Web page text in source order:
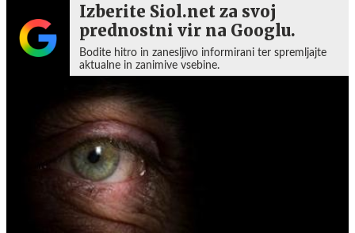
Izberite Siol.net za svoj
prednostni vir na Googlu.
Bodite hitro in zanesljivo informirani ter spremljajte
aktualne in zanimive vsebine.